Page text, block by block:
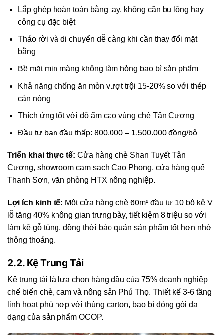
Lắp ghép hoàn toàn bằng tay, không cần bu lông hay
công cụ đặc biệt
Tháo rời và di chuyển dễ dàng khi cần thay đổi mặt
bằng
Bề mặt mịn màng không làm hỏng bao bì sản phẩm
Khả năng chống ăn mòn vượt trội 15-20% so với thép
cán nóng
Thích ứng tốt với độ ẩm cao vùng chè Tân Cương
Đầu tư ban đầu thấp: 800.000 – 1.500.000 đồng/bộ
Triển khai thực tế: Cửa hàng chè Shan Tuyết Tân
Cương, showroom cam sạch Cao Phong, cửa hàng quế
Thanh Sơn, văn phòng HTX nông nghiệp.
Lợi ích kinh tế: Một cửa hàng chè 60m² đầu tư 10 bộ kệ V
lỗ tăng 40% không gian trưng bày, tiết kiệm 8 triệu so với
làm kệ gỗ tùng, đồng thời bảo quản sản phẩm tốt hơn nhờ
thông thoáng.
2.2. Kệ Trung Tải
Kệ trung tải là lựa chọn hàng đầu của 75% doanh nghiệp
chế biến chè, cam và nông sản Phú Thọ. Thiết kế 3-6 tầng
linh hoạt phù hợp với thùng carton, bao bì đóng gói đa
dạng của sản phẩm OCOP.